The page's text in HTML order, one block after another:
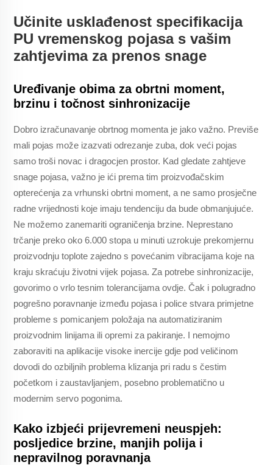
Učinite usklađenost specifikacija
PU vremenskog pojasa s vašim
zahtjevima za prenos snage
Uređivanje obima za obrtni moment,
brzinu i točnost sinhronizacije
Dobro izračunavanje obrtnog momenta je jako važno. Previše
mali pojas može izazvati odrezanje zuba, dok veći pojas
samo troši novac i dragocjen prostor. Kad gledate zahtjeve
snage pojasa, važno je ići prema tim proizvođačskim
opterećenja za vrhunski obrtni moment, a ne samo prosječne
radne vrijednosti koje imaju tendenciju da bude obmanjujuće.
Ne možemo zanemariti ograničenja brzine. Neprestano
trčanje preko oko 6.000 stopa u minuti uzrokuje prekomjernu
proizvodnju toplote zajedno s povećanim vibracijama koje na
kraju skraćuju životni vijek pojasa. Za potrebe sinhronizacije,
govorimo o vrlo tesnim tolerancijama ovdje. Čak i polugradno
pogrešno poravnanje između pojasa i police stvara primjetne
probleme s pomicanjem položaja na automatiziranim
proizvodnim linijama ili opremi za pakiranje. I nemojmo
zaboraviti na aplikacije visoke inercije gdje pod veličinom
dovodi do ozbiljnih problema klizanja pri radu s čestim
početkom i zaustavljanjem, posebno problematično u
modernim servo pogonima.
Kako izbjeći prijevremeni neuspjeh:
posljedice brzine, manjih polija i
nepravilnog poravnanja